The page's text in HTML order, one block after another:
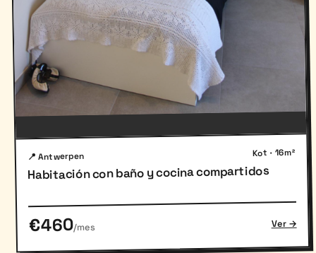
📍 Antwerpen Kot · 16m²
Habitación con baño y cocina compartidos
€460/mes Ver →